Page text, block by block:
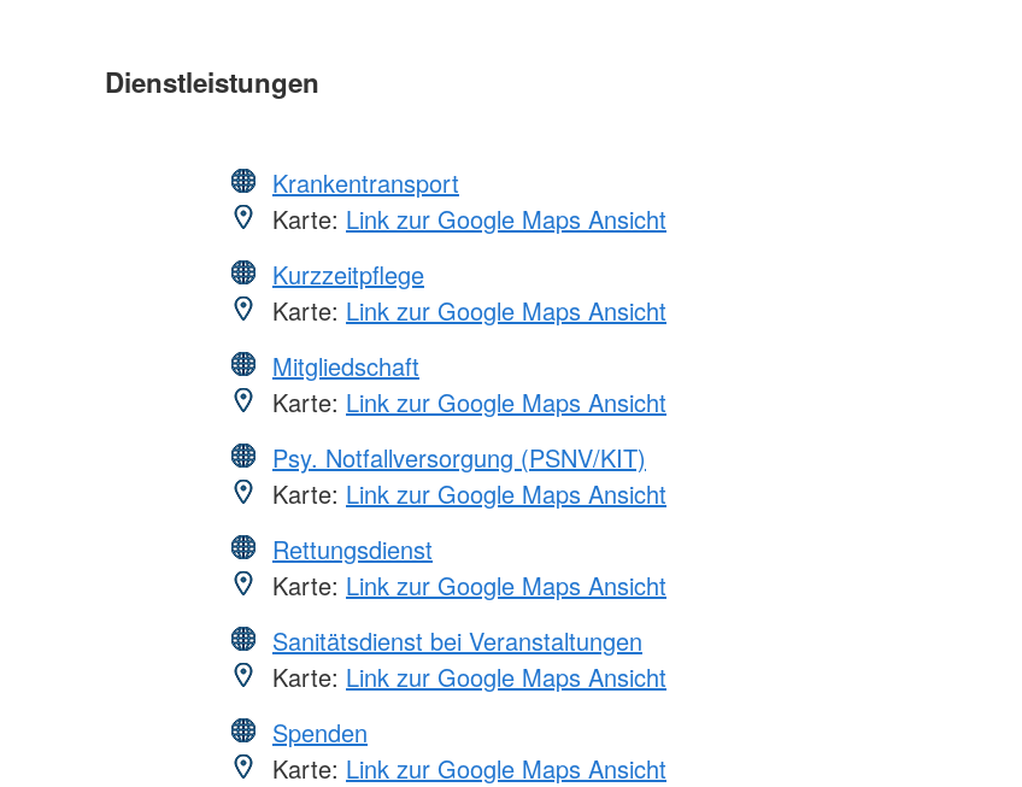
Dienstleistungen
Krankentransport
Karte: Link zur Google Maps Ansicht
Kurzzeitpflege
Karte: Link zur Google Maps Ansicht
Mitgliedschaft
Karte: Link zur Google Maps Ansicht
Psy. Notfallversorgung (PSNV/KIT)
Karte: Link zur Google Maps Ansicht
Rettungsdienst
Karte: Link zur Google Maps Ansicht
Sanitätsdienst bei Veranstaltungen
Karte: Link zur Google Maps Ansicht
Spenden
Karte: Link zur Google Maps Ansicht